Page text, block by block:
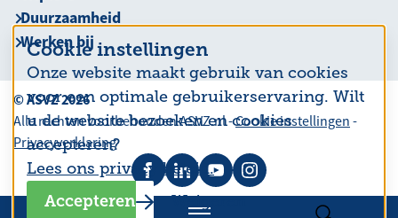
Cookie instellingen
Onze website maakt gebruik van cookies
voor een optimale gebruikerservaring. Wilt
u de website bezoeken en cookies
accepteren?
Lees ons privacy beleid.
Accepteren
Weigeren
Duurzaamheid
Werken bij
© ASVZ 2026
Alle rechten voorbehouden ASVZ.nl -Cookie instellingen -
Privacyverklaring